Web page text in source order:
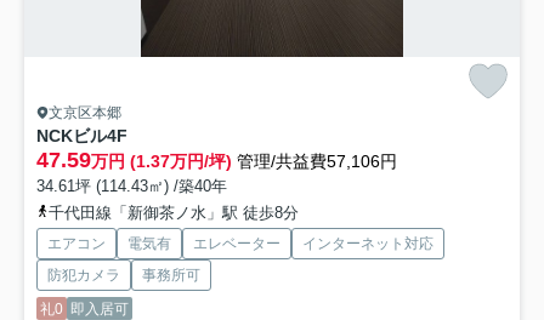
文京区本郷
NCKビル4F
47.59万円 (1.37万円/坪) 管理/共益費57,106円
34.61坪 (114.43㎡) /築40年
千代田線「新御茶ノ水」駅 徒歩8分
エアコン 電気有 エレベーター
インターネット対応
防犯カメラ
事務所可
礼0 即入居可